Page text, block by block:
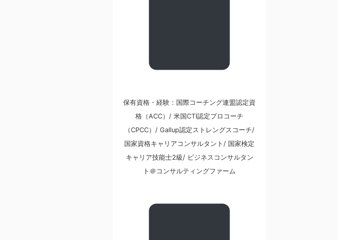
保有資格・経験：国際コーチング連盟認定資
格（ACC）/ 米国CTI認定プロコーチ
（CPCC）/ Gallup認定ストレングスコーチ/
国家資格キャリアコンサルタント/ 国家検定
キャリア技能士2級/ ビジネスコンサルタン
ト＠コンサルティングファーム